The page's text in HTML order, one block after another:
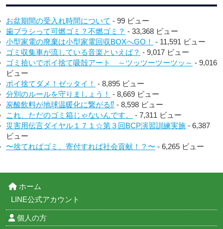
お盆期間の受入れ時間について - 99 ビュー
歯ブラシって可燃ゴミ？不燃ゴミ？ - 33,368 ビュー
小型家電の廃棄は小型家電回収BOXへGO！ - 11,591 ビュー
ゴミ収集車が流している音楽といえば？ - 9,017 ビュー
ゴミ拾いでポイ捨て吸殻アート ～ツッツーツーツッ～ - 9,016
ビュー
ポイ捨てダメ！ゼッタイ！ - 8,895 ビュー
分別のルールを守りましょう！ - 8,669 ビュー
炭酸飲料が地球温暖化に繋がる⁉︎ - 8,598 ビュー
これ、ただのゴミ箱じゃないんです。
- 7,311 ビュー
災害用伝言ダイヤル１７１☆第３回BCP演習訓練実施 - 6,387
ビュー
〜捨てればゴミ、寄付すれば社会貢献！？〜 - 6,265 ビュー
ホーム
LINE公式アカウント
個人の方